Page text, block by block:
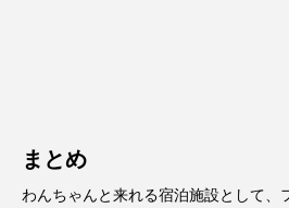
まとめ
わんちゃんと来れる宿泊施設として、